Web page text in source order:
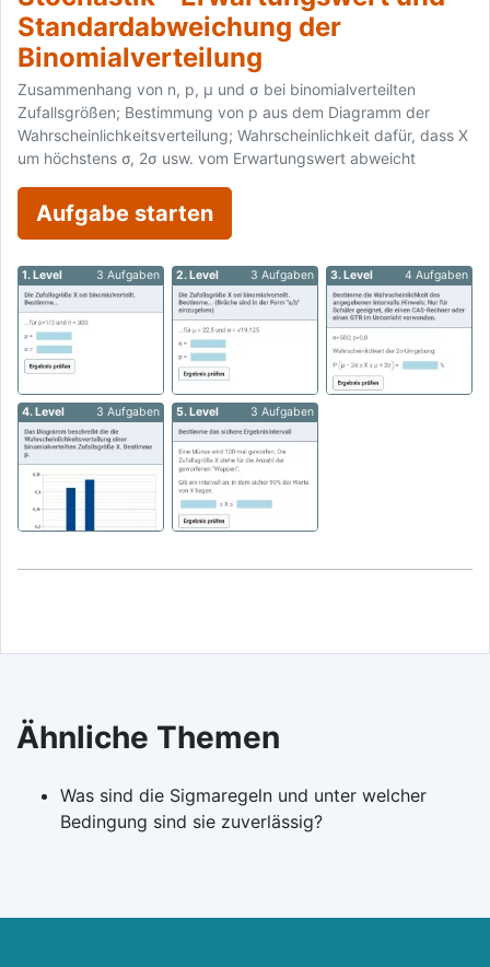
Standardabweichung der
Binomialverteilung
Zusammenhang von n, p, μ und σ bei binomialverteilten
Zufallsgrößen; Bestimmung von p aus dem Diagramm der
Wahrscheinlichkeitsverteilung; Wahrscheinlichkeit dafür, dass X
um höchstens σ, 2σ usw. vom Erwartungswert abweicht
Aufgabe starten
1. Level 3 Aufgaben 2. Level 3 Aufgaben 3. Level 4 Aufgaben
4. Level 3 Aufgaben 5. Level 3 Aufgaben
Ähnliche Themen
Was sind die Sigmaregeln und unter welcher
Bedingung sind sie zuverlässig?